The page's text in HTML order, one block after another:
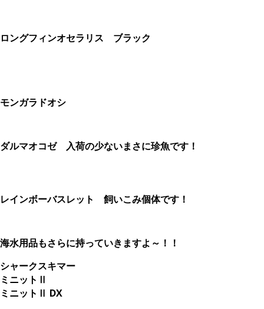
ロングフィンオセラリス ブラック
モンガラドオシ
ダルマオコゼ 入荷の少ないまさに珍魚です！
レインボーバスレット 飼いこみ個体です！
海水用品もさらに持っていきますよ～！！
シャークスキマー
ミニットⅡ
ミニットⅡ DX